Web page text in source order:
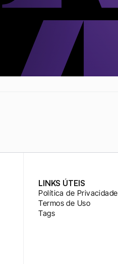
LINKS ÚTEIS
Política de Privacidade
Termos de Uso
Tags